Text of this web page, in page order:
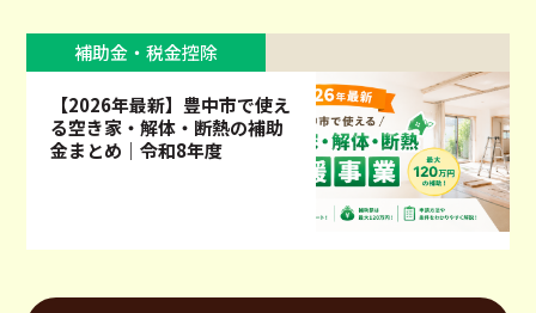
補助金・税金控除
【2026年最新】豊中市で使え
る空き家・解体・断熱の補助
金まとめ｜令和8年度